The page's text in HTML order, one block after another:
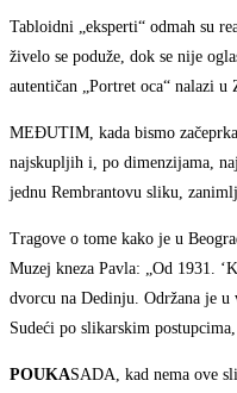
Tabloidni „eksperti“ odmah su
živelo se poduže, dok se nije
autentičan „Portret oca“ nalazi
MEĐUTIM, kada bismo
najskupljih i, po dimenzijama,
jednu Rembrantovu sliku,
Tragove o tome kako je u
Muzej kneza Pavla: „Od 1931.
dvorcu na Dedinju. Održana je
Sudeći po slikarskim
POUKASADA, kad nema ove